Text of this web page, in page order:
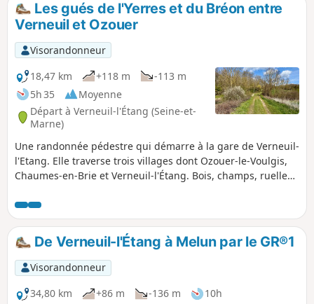
p
Les gués de l'Yerres et du Bréon entre
Verneuil et Ozouer
Visorandonneur
18,47 km
+118 m
-113 m
5h 35
Moyenne
Départ à Verneuil-l'Étang (Seine-et-
Marne)
Une randonnée pédestre qui démarre à la gare de Verneuil-
l'Etang. Elle traverse trois villages dont Ozouer-le-Voulgis,
Chaumes-en-Brie et Verneuil-l'Étang. Bois, champs, ruelles,
De Verneuil-l'Étang à Melun par le GR®1
Visorandonneur
34,80 km
+86 m -136 m
10h